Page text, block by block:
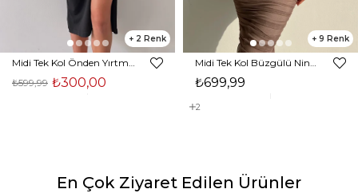
2
₺300,00
₺599,99
9
₺699,99
2
En Çok Ziyaret Edilen Ürünler